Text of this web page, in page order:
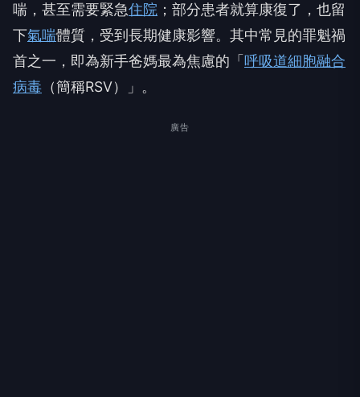
喘，甚至需要緊急住院 ；部分患者就算康復了，也留
下氣喘體質，受到長期健康影響。其中常見的罪魁禍
首之一，即為新手爸媽最為焦慮的「 呼吸道細胞融合
病毒 （簡稱RSV）」。
廣告